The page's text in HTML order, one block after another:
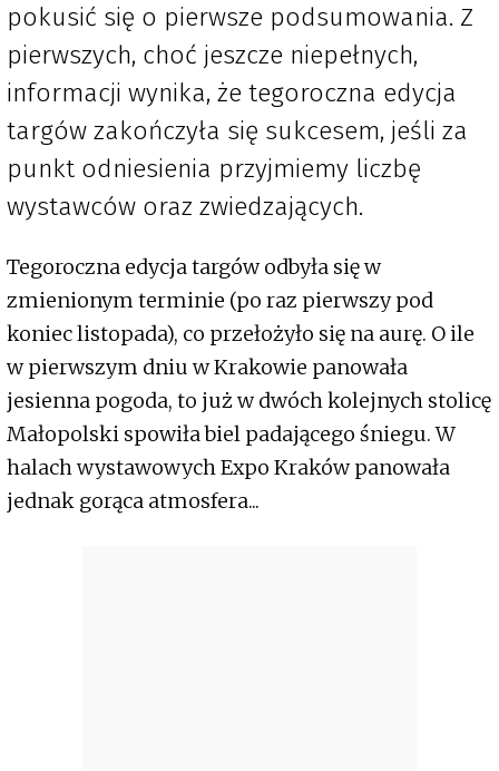
pokusić się o pierwsze podsumowania. Z
pierwszych, choć jeszcze niepełnych,
informacji wynika, że tegoroczna edycja
targów zakończyła się sukcesem, jeśli za
punkt odniesienia przyjmiemy liczbę
wystawców oraz zwiedzających.
Tegoroczna edycja targów odbyła się w
zmienionym terminie (po raz pierwszy pod
koniec listopada), co przełożyło się na aurę. O ile
w pierwszym dniu w Krakowie panowała
jesienna pogoda, to już w dwóch kolejnych stolicę
Małopolski spowiła biel padającego śniegu. W
halach wystawowych Expo Kraków panowała
jednak gorąca atmosfera...